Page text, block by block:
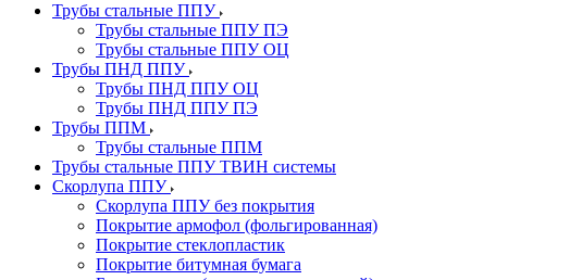
Трубы стальные ППУ
Трубы стальные ППУ ПЭ
Трубы стальные ППУ ОЦ
Трубы ПНД ППУ
Трубы ПНД ППУ ОЦ
Трубы ПНД ППУ ПЭ
Трубы ППМ
Трубы стальные ППМ
Трубы стальные ППУ ТВИН системы
Скорлупа ППУ
Скорлупа ППУ без покрытия
Покрытие армофол (фольгированная)
Покрытие стеклопластик
Покрытие битумная бумага